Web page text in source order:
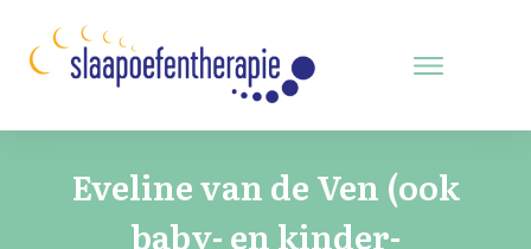
Eveline van de Ven (ook
baby- en kinder-